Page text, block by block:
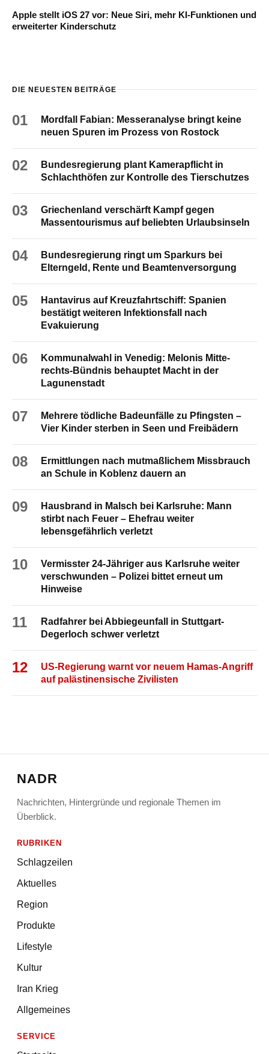
Apple stellt iOS 27 vor: Neue Siri, mehr KI-Funktionen und
erweiterter Kinderschutz
DIE NEUESTEN BEITRÄGE
01
Mordfall Fabian: Messeranalyse bringt keine
neuen Spuren im Prozess von Rostock
02
Bundesregierung plant Kamerapflicht in
Schlachthöfen zur Kontrolle des Tierschutzes
03
Griechenland verschärft Kampf gegen
Massentourismus auf beliebten Urlaubsinseln
04
Bundesregierung ringt um Sparkurs bei
Elterngeld, Rente und Beamtenversorgung
05
Hantavirus auf Kreuzfahrtschiff: Spanien
bestätigt weiteren Infektionsfall nach
Evakuierung
06
Kommunalwahl in Venedig: Melonis Mitte-
rechts-Bündnis behauptet Macht in der
Lagunenstadt
07
Mehrere tödliche Badeunfälle zu Pfingsten –
Vier Kinder sterben in Seen und Freibädern
08
Ermittlungen nach mutmaßlichem Missbrauch
an Schule in Koblenz dauern an
09
Hausbrand in Malsch bei Karlsruhe: Mann
stirbt nach Feuer – Ehefrau weiter
lebensgefährlich verletzt
10
Vermisster 24-Jähriger aus Karlsruhe weiter
verschwunden – Polizei bittet erneut um
Hinweise
11
Radfahrer bei Abbiegeunfall in Stuttgart-
Degerloch schwer verletzt
12
US-Regierung warnt vor neuem Hamas-Angriff
auf palästinensische Zivilisten
NADR
Nachrichten, Hintergründe und regionale Themen im
Überblick.
RUBRIKEN
Schlagzeilen
Aktuelles
Region
Produkte
Lifestyle
Kultur
Iran Krieg
Allgemeines
SERVICE